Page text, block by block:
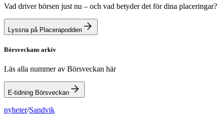
Vad driver börsen just nu – och vad betyder det för dina placeringar?
Lyssna på Placerapodden
Börsveckans arkiv
Läs alla nummer av Börsveckan här
E-tidning Börsveckan
nyheter/Sandvik